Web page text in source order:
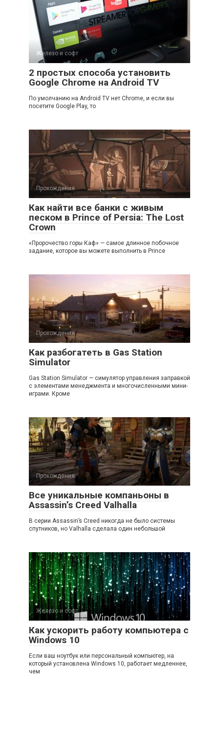
Железо и софт
2 простых способа установить
Google Chrome на Android TV
По умолчанию на Android TV нет Chrome, и если вы
посетите Google Play, то
Прохождения
Как найти все банки с живым
песком в Prince of Persia: The Lost
Crown
«Пророчество горы Каф» — самое длинное побочное
задание, которое вы можете выполнить в Prince
Прохождения
Как разбогатеть в Gas Station
Simulator
Gas Station Simulator — симулятор управления заправкой
с элементами менеджмента и многочисленными мини-
играми. Кроме
Прохождения
Все уникальные компаньоны в
Assassin’s Creed Valhalla
В серии Assassin’s Creed никогда не было системы
спутников, но Valhalla сделала один небольшой
Железо и софт
Как ускорить работу компьютера с
Windows 10
Если ваш ноутбук или персональный компьютер, на
который установлена Windows 10, работает медленнее,
чем